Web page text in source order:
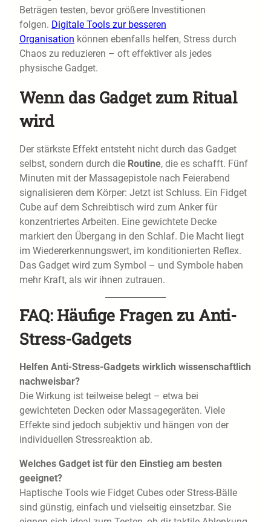
Beträgen testen, bevor größere Investitionen
folgen. Digitale Tools zur besseren
Organisation können ebenfalls helfen, Stress durch
Chaos zu reduzieren – oft effektiver als jedes
physische Gadget.
Wenn das Gadget zum Ritual
wird
Der stärkste Effekt entsteht nicht durch das Gadget
selbst, sondern durch die Routine, die es schafft. Fünf
Minuten mit der Massagepistole nach Feierabend
signalisieren dem Körper: Jetzt ist Schluss. Ein Fidget
Cube auf dem Schreibtisch wird zum Anker für
konzentriertes Arbeiten. Eine gewichtete Decke
markiert den Übergang in den Schlaf. Die Macht liegt
im Wiedererkennungswert, im konditionierten Reflex.
Das Gadget wird zum Symbol – und Symbole haben
mehr Kraft, als wir ihnen zutrauen.
FAQ: Häufige Fragen zu Anti-
Stress-Gadgets
Helfen Anti-Stress-Gadgets wirklich wissenschaftlich
nachweisbar?
Die Wirkung ist teilweise belegt – etwa bei
gewichteten Decken oder Massagegeräten. Viele
Effekte sind jedoch subjektiv und hängen von der
individuellen Stressreaktion ab.
Welches Gadget ist für den Einstieg am besten
geeignet?
Haptische Tools wie Fidget Cubes oder Stress-Bälle
sind günstig, einfach und vielseitig einsetzbar. Sie